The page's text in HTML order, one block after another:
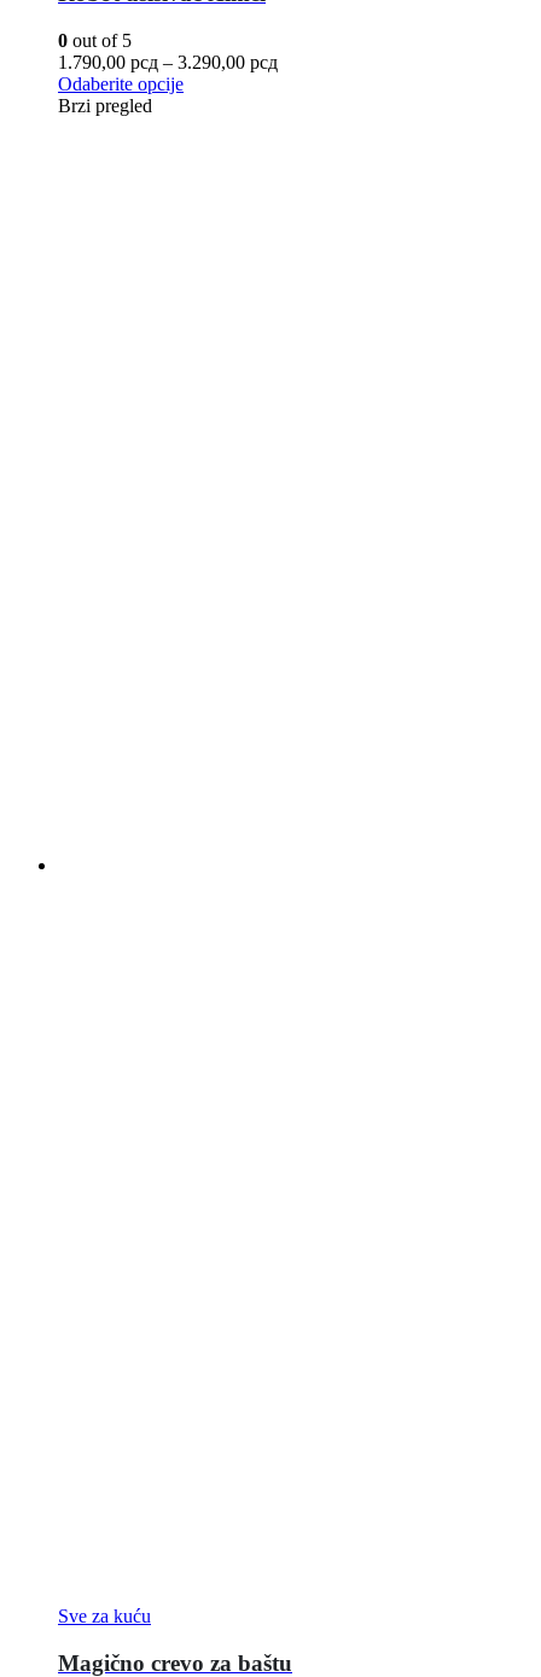
0 out of 5
1.790,00 рсд – 3.290,00 рсд
Odaberite opcije
Brzi pregled
Sve za kuću
Magično crevo za baštu